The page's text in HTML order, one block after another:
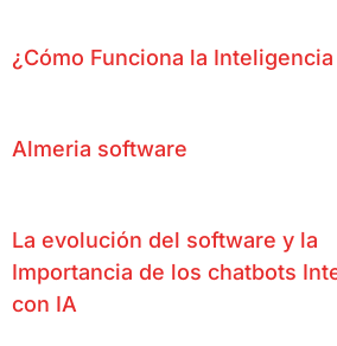
¿Cómo Funciona la
Almeria software
La evolución del software y la
Importancia de los chatbots
con IA